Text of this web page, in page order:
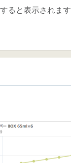
ると表示されます